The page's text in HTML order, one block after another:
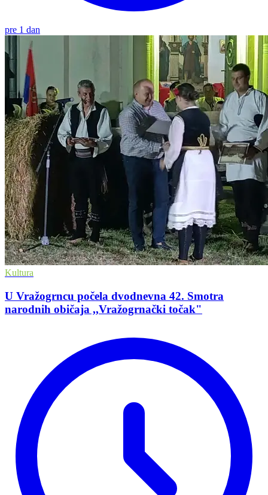
pre 1 dan
Kultura
U Vražogrncu počela dvodnevna 42. Smotra
narodnih običaja ,,Vražogrnački točak"